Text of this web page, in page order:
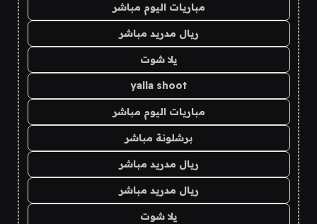
مباريات اليوم مباشر
ريال مدريد مباشر
يلا شوت
yalla shoot
مباريات اليوم مباشر
برشلونة مباشر
ريال مدريد مباشر
ريال مدريد مباشر
يلا شوت